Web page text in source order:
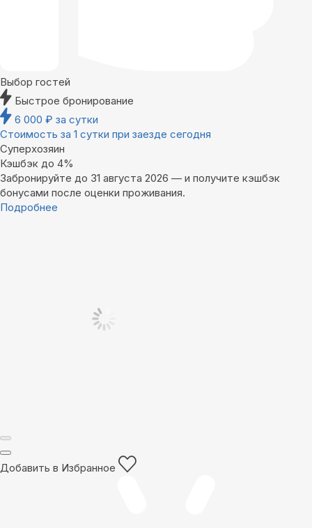
Выбор гостей
Быстрое бронирование
6 000 ₽ за сутки
Стоимость за 1 сутки при заезде сегодня
Суперхозяин
Кэшбэк до 4%
Забронируйте до 31 августа 2026 — и получите кэшбэк
бонусами после оценки проживания.
Подробнее
Добавить в Избранное